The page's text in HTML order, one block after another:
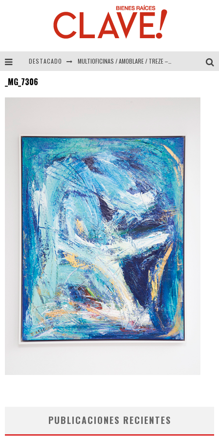
DESTACADO MULTIOFICINAS / AMOBLARE / TREZE – Especial Interiorismo & Decoración 2026
COLINEAL – Especial Interiorismo & Decoración 2026
_MG_7306
PUBLICACIONES RECIENTES